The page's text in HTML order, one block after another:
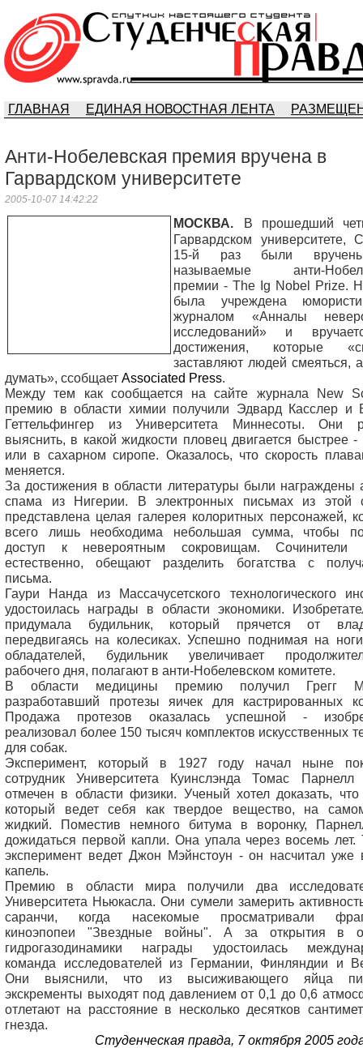
ГЛАВНАЯ ЕДИНАЯ НОВОСТНАЯ ЛЕНТА
Анти-Нобелевская премия вручена в
Гарвардском университете
2005-10-07 14:42:22
МОСКВА.
В прошедший
Гарвардском
15-й раз были
называемые анти-
премии - The Ig Nobel Prize.
была учреждена
журналом «Анналы
исследований» и
достижения, которые
заставляют людей смеяться,
думать», ссобщает Associated Press.
Между тем как сообщается на сайте журнала New
премию в области химии получили Эдвард Касслер и
Геттельфингер из Университета Миннесоты. Они
выяснить, в какой жидкости пловец двигается быстрее
или в сахарном сиропе. Оказалось, что скорость
меняется.
За достижения в области литературы были награждены
спама из Нигерии. В электронных письмах из этой
представлена целая галерея колоритных персонажей,
всего лишь необходима небольшая сумма, чтобы
доступ к невероятным сокровищам. Сочинители
естественно, обещают разделить богатства с
письма.
Гаури Нанда из Массачусетского технологического
удостоилась награды в области экономики.
придумала будильник, который прячется от
передвигаясь на колесиках. Успешно поднимая на
обладателей, будильник увеличивает
рабочего дня, полагают в анти-Нобелевском комитете.
В области медицины премию получил Грегг
разработавший протезы яичек для кастрированных
Продажа протезов оказалась успешной -
реализовал более 150 тысяч комплектов искусственных
для собак.
Эксперимент, который в 1927 году начал ныне
сотрудник Университета Куинслэнда Томас
отмечен в области физики. Ученый хотел доказать, что
который ведет себя как твердое вещество, на
жидкий. Поместив немного битума в воронку,
дожидаться первой капли. Она упала через восемь лет.
эксперимент ведет Джон Мэйнстоун - он насчитал уже
капель.
Премию в области мира получили два
Университета Ньюкасла. Они сумели замерить
саранчи, когда насекомые просматривали
киноэпопеи "Звездные войны". А за открытия в
гидрогазодинамики награды удостоилась
команда исследователей из Германии, Финляндии и
Они выяснили, что из высиживающего яйца
экскременты выходят под давлением от 0,1 до 0,6
отлетают на расстояние в несколько десятков
гнезда.
Студенческая правда, 7 октября 2005